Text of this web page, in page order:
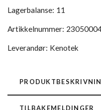
Lagerbalanse: 11
Artikkelnummer:
Leverandør: Kenotek
TILBAKEMELDINGER